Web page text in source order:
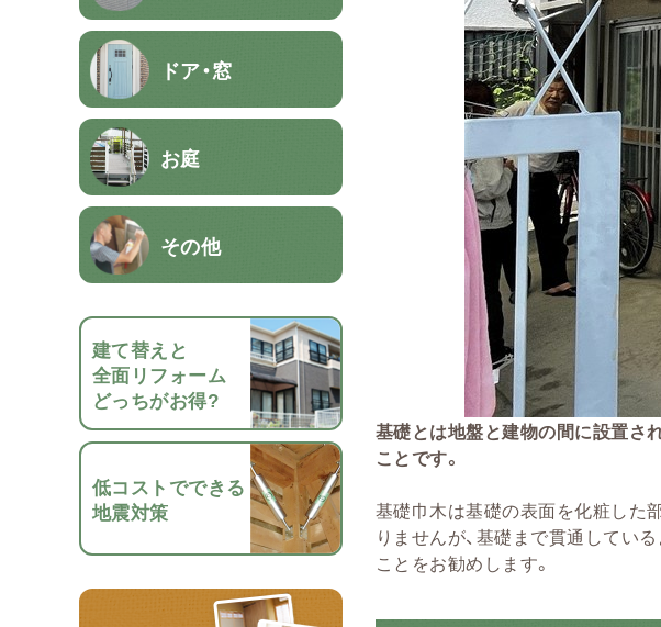
ドア・窓
お庭
その他
建て替えと
全面リフォーム
どっちがお得?
低コストでできる
地震対策
基礎とは地盤と建物の間に設置さ
ことです。
基礎巾木は基礎の表面を化粧した
りませんが、基礎まで貫通してい
ことをお勧めします。